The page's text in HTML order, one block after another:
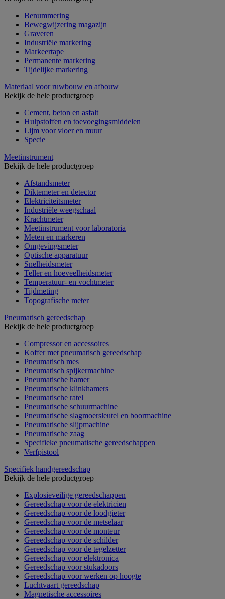
Benummering
Bewegwijzering magazijn
Graveren
Industriële markering
Markeertape
Permanente markering
Tijdelijke markering
Materiaal voor ruwbouw en afbouw
Bekijk de hele productgroep
Cement, beton en asfalt
Hulpstoffen en toevoegingsmiddelen
Lijm voor vloer en muur
Specie
Meetinstrument
Bekijk de hele productgroep
Afstandsmeter
Diktemeter en detector
Elektriciteitsmeter
Industriële weegschaal
Krachtmeter
Meetinstrument voor laboratoria
Meten en markeren
Omgevingsmeter
Optische apparatuur
Snelheidsmeter
Teller en hoeveelheidsmeter
Temperatuur- en vochtmeter
Tijdmeting
Topografische meter
Pneumatisch gereedschap
Bekijk de hele productgroep
Compressor en accessoires
Koffer met pneumatisch gereedschap
Pneumatisch mes
Pneumatisch spijkermachine
Pneumatische hamer
Pneumatische klinkhamers
Pneumatische ratel
Pneumatische schuurmachine
Pneumatische slagmoersleutel en boormachine
Pneumatische slijpmachine
Pneumatische zaag
Specifieke pneumatische gereedschappen
Verfpistool
Specifiek handgereedschap
Bekijk de hele productgroep
Explosieveilige gereedschappen
Gereedschap voor de elektricien
Gereedschap voor de loodgieter
Gereedschap voor de metselaar
Gereedschap voor de monteur
Gereedschap voor de schilder
Gereedschap voor de tegelzetter
Gereedschap voor elektronica
Gereedschap voor stukadoors
Gereedschap voor werken op hoogte
Luchtvaart gereedschap
Magnetische accessoires